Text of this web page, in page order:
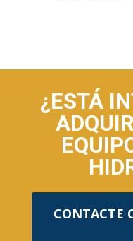
¿ESTÁ
CONTACTE